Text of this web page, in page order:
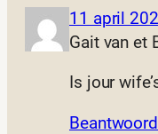
11 april
Gait van et
Is jour